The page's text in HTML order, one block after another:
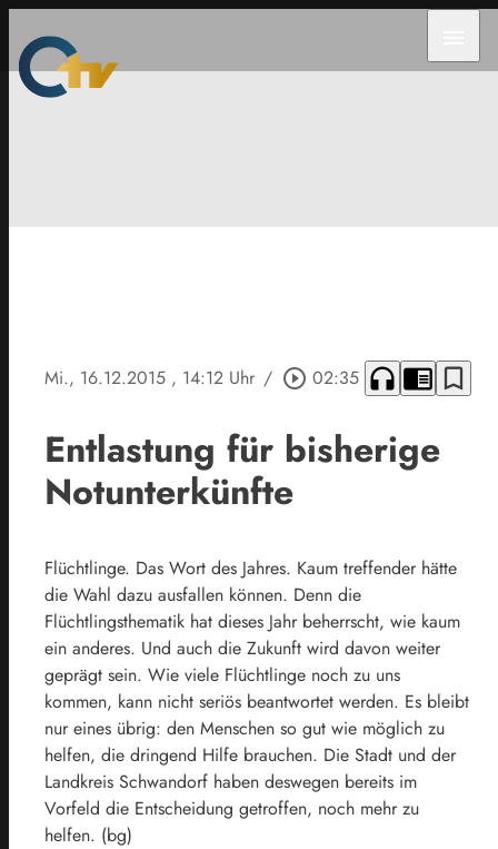
Mi., 16.12.2015 , 14:12 Uhr / play_circle_outline 02:35 headphones chrome_reader_mode bookmark_border
Entlastung für bisherige
Notunterkünfte
Flüchtlinge. Das Wort des Jahres. Kaum treffender hätte
die Wahl dazu ausfallen können. Denn die
Flüchtlingsthematik hat dieses Jahr beherrscht, wie kaum
ein anderes. Und auch die Zukunft wird davon weiter
geprägt sein. Wie viele Flüchtlinge noch zu uns
kommen, kann nicht seriös beantwortet werden. Es bleibt
nur eines übrig: den Menschen so gut wie möglich zu
helfen, die dringend Hilfe brauchen. Die Stadt und der
Landkreis Schwandorf haben deswegen bereits im
Vorfeld die Entscheidung getroffen, noch mehr zu
helfen. (bg)